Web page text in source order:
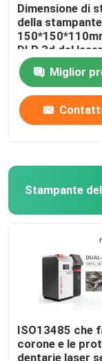
Dimensione di
della stampante
DLP 3d del laser
13485 per i
dell'impianto
Miglior
Stampante
ISO13485 che
corone e le
dentarie laser